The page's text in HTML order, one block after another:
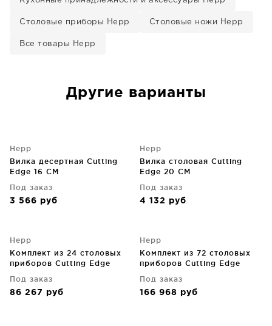
Столовые приборы Hepp Столовые ножи Hepp
Все товары Hepp
Другие варианты
Hepp
Вилка десертная Cutting
Edge 16 CM
Под заказ
3 566 руб
Hepp
Вилка столовая Cutting
Edge 20 CM
Под заказ
4 132 руб
Hepp
Комплект из 24 столовых
приборов Cutting Edge
Под заказ
86 267 руб
Hepp
Комплект из 72 столовых
приборов Cutting Edge
Под заказ
166 968 руб